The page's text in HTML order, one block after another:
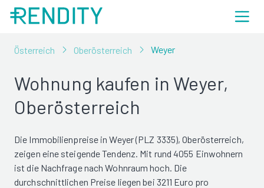
Österreich Oberösterreich Weyer
Wohnung kaufen in Weyer,
Oberösterreich
Die Immobilienpreise in Weyer (PLZ 3335), Oberösterreich,
zeigen eine steigende Tendenz. Mit rund 4055 Einwohnern
ist die Nachfrage nach Wohnraum hoch. Die
durchschnittlichen Preise liegen bei 3211 Euro pro